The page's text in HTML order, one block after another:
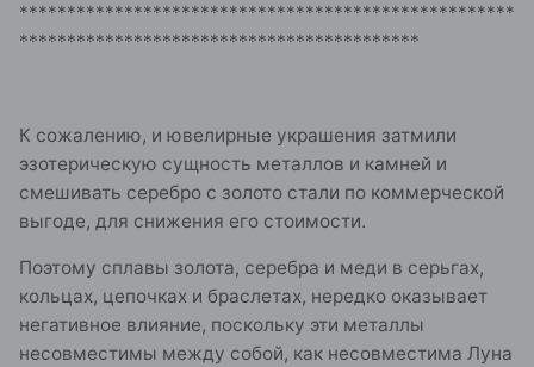
****************************************************
******************************************
К сожалению, и ювелирные украшения затмили
эзотерическую сущность металлов и камней и
смешивать серебро с золото стали по коммерческой
выгоде, для снижения его стоимости.
Поэтому сплавы золота, серебра и меди в серьгах,
кольцах, цепочках и браслетах, нередко оказывает
негативное влияние, поскольку эти металлы
несовместимы между собой, как несовместима Луна